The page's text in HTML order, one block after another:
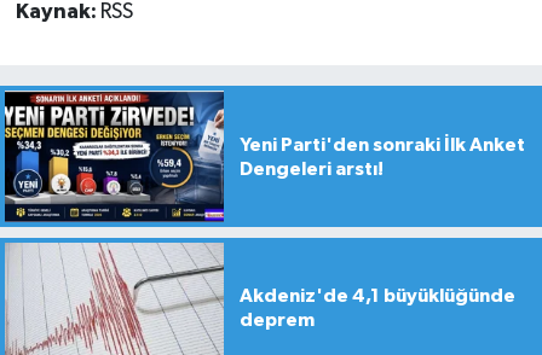
Kaynak: RSS
Yeni Parti'den sonraki İlk Anket
Dengeleri arstı!
Akdeniz'de 4,1 büyüklüğünde
deprem